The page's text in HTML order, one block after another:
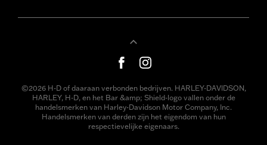
©2026 H-D of daaraan verbonden bedrijven. HARLEY-DAVIDSON,
HARLEY, H-D, en het Bar &amp; Shield-logo vallen onder de
handelsmerken van Harley-Davidson Motor Company, Inc.
Handelsmerken van derden zijn het eigendom van hun
respectievelijke eigenaars.